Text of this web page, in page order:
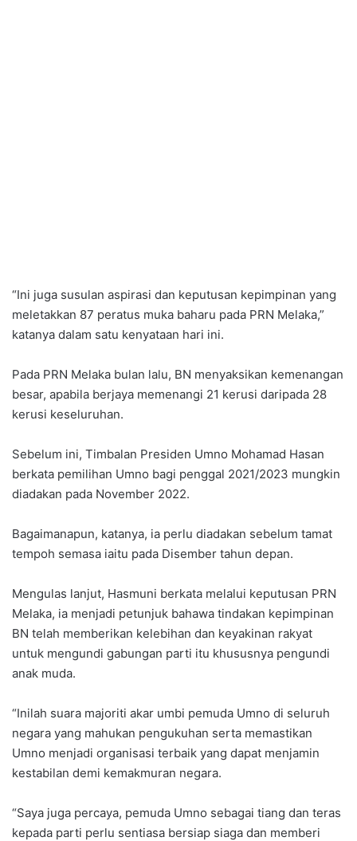
“Ini juga susulan aspirasi dan keputusan kepimpinan yang
meletakkan 87 peratus muka baharu pada PRN Melaka,”
katanya dalam satu kenyataan hari ini.
Pada PRN Melaka bulan lalu, BN menyaksikan kemenangan
besar, apabila berjaya memenangi 21 kerusi daripada 28
kerusi keseluruhan.
Sebelum ini, Timbalan Presiden Umno Mohamad Hasan
berkata pemilihan Umno bagi penggal 2021/2023 mungkin
diadakan pada November 2022.
Bagaimanapun, katanya, ia perlu diadakan sebelum tamat
tempoh semasa iaitu pada Disember tahun depan.
Mengulas lanjut, Hasmuni berkata melalui keputusan PRN
Melaka, ia menjadi petunjuk bahawa tindakan kepimpinan
BN telah memberikan kelebihan dan keyakinan rakyat
untuk mengundi gabungan parti itu khususnya pengundi
anak muda.
“Inilah suara majoriti akar umbi pemuda Umno di seluruh
negara yang mahukan pengukuhan serta memastikan
Umno menjadi organisasi terbaik yang dapat menjamin
kestabilan demi kemakmuran negara.
“Saya juga percaya, pemuda Umno sebagai tiang dan teras
kepada parti perlu sentiasa bersiap siaga dan memberi